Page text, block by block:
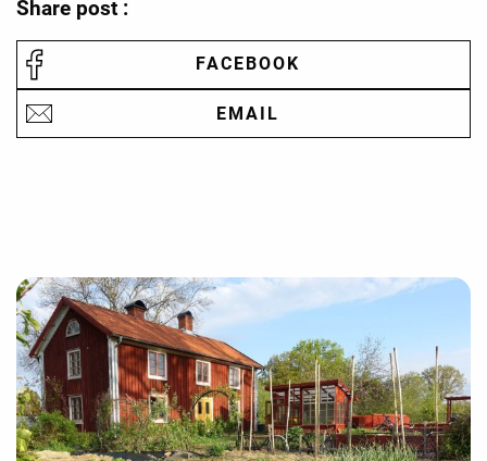
Share post :
FACEBOOK
EMAIL